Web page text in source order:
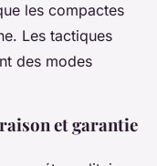
les compactes
Les tactiques
des modes
et garantie